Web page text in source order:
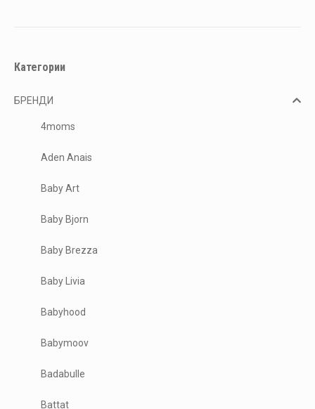
Категории
БРЕНДИ
4moms
Aden Anais
Baby Art
Baby Bjorn
Baby Brezza
Baby Livia
Babyhood
Babymoov
Badabulle
Battat